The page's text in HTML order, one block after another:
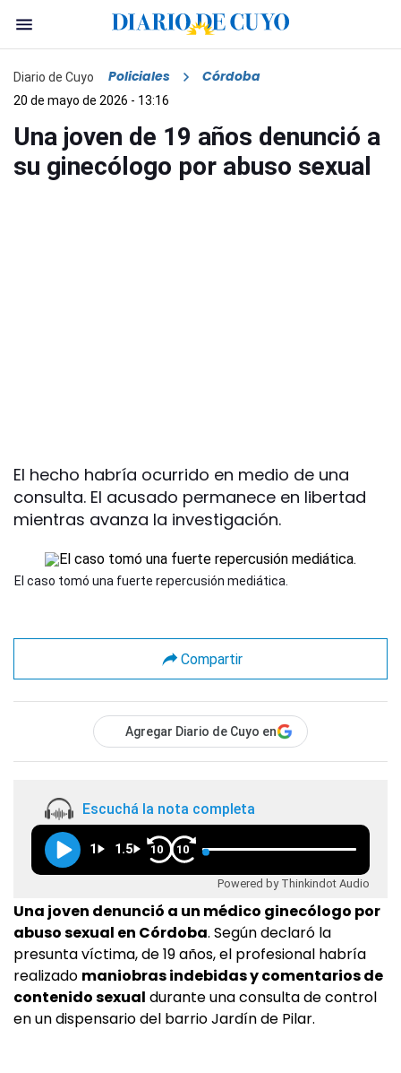
Diario de Cuyo Policiales Córdoba
20 de mayo de 2026 - 13:16
Una joven de 19 años denunció a
su ginecólogo por abuso sexual
El hecho habría ocurrido en medio de una
consulta. El acusado permanece en libertad
mientras avanza la investigación.
El caso tomó una fuerte repercusión mediática.
Compartir
Agregar Diario de Cuyo en
Escuchá la nota completa
1 1.5 10 10
Powered by Thinkindot Audio
Una joven denunció a un médico ginecólogo por
abuso sexual en Córdoba. Según declaró la
presunta víctima, de 19 años, el profesional habría
realizado maniobras indebidas y comentarios de
contenido sexual durante una consulta de control
en un dispensario del barrio Jardín de Pilar.